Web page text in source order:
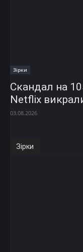
Зірки
Скандал на
Netflix
03.08.2026
Зірки